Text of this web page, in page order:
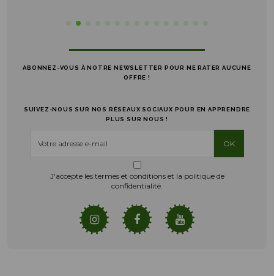
ABONNEZ-VOUS À NOTRE NEWSLETTER POUR NE RATER AUCUNE
OFFRE !
SUIVEZ-NOUS SUR NOS RÉSEAUX SOCIAUX POUR EN APPRENDRE
PLUS SUR NOUS !
J'accepte les termes et conditions et la politique de
confidentialité.